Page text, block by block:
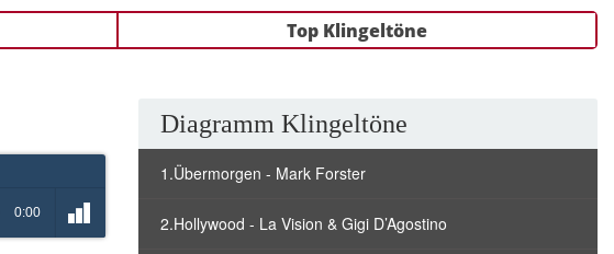
Top Klingeltöne
0:00
Diagramm Klingeltöne
1.Übermorgen - Mark Forster
2.Hollywood - La Vision & Gigi D’Agostino